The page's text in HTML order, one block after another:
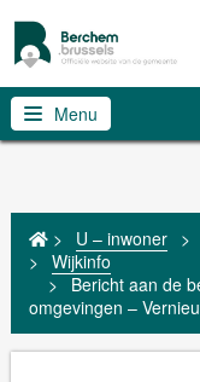
Menu
> U – inwoner >
> Wijkinfo
>
Bericht aan de
omgevingen –